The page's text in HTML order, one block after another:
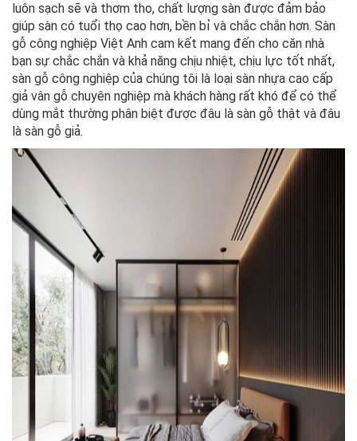
luôn sạch sẽ và thơm tho, chất lượng sàn được đảm bảo
giúp sàn có tuổi thọ cao hơn, bền bỉ và chắc chắn hơn. Sàn
gỗ công nghiệp Việt Anh cam kết mang đến cho căn nhà
bạn sự chắc chắn và khả năng chịu nhiệt, chịu lực tốt nhất,
sàn gỗ công nghiệp của chúng tôi là loại sàn nhựa cao cấp
giả vân gỗ chuyên nghiệp mà khách hàng rất khó để có thể
dùng mắt thường phân biệt được đâu là sàn gỗ thật và đâu
là sàn gỗ giả.